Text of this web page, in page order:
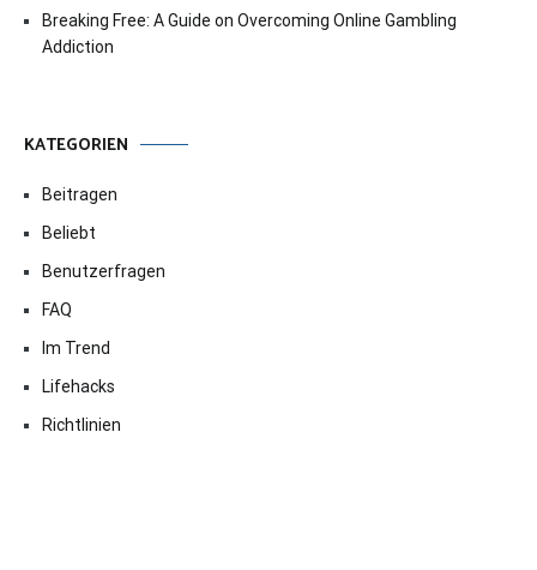
Breaking Free: A Guide on Overcoming Online Gambling
Addiction
KATEGORIEN
Beitragen
Beliebt
Benutzerfragen
FAQ
Im Trend
Lifehacks
Richtlinien